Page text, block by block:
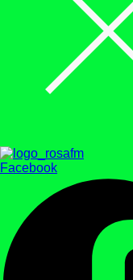
Facebook